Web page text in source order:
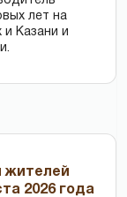
лет на
Казани и
жителей
2026 года